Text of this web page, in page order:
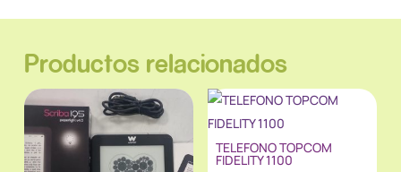
Productos relacionados
TELEFONO TOPCOM
FIDELITY 1100